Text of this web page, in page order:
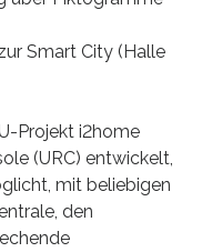
Smart City (Halle
Projekt i2home
(URC) entwickelt,
mit beliebigen
den